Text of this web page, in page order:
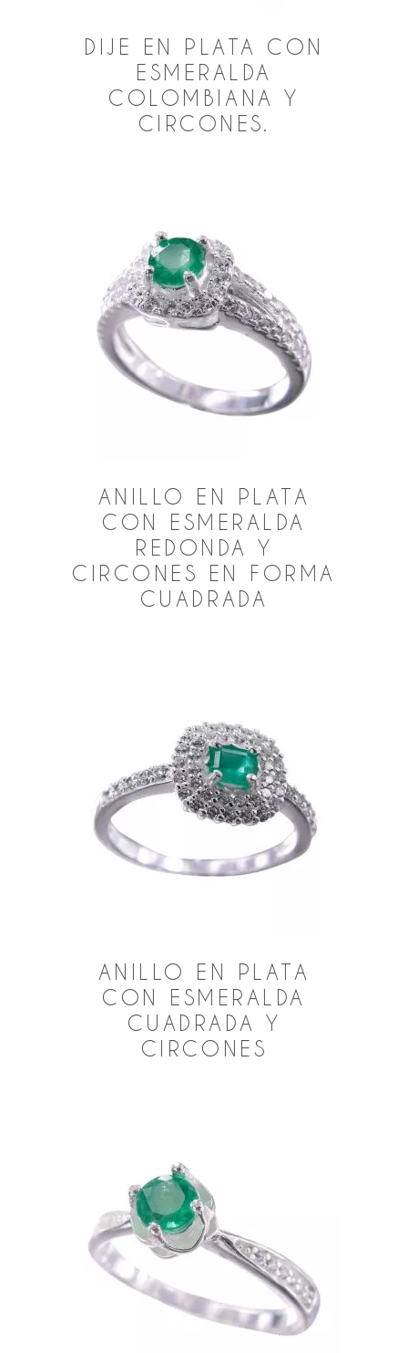
DIJE EN PLATA CON
ESMERALDA
COLOMBIANA Y
CIRCONES.
ANILLO EN PLATA
CON ESMERALDA
REDONDA Y
CIRCONES EN FORMA
CUADRADA
ANILLO EN PLATA
CON ESMERALDA
CUADRADA Y
CIRCONES